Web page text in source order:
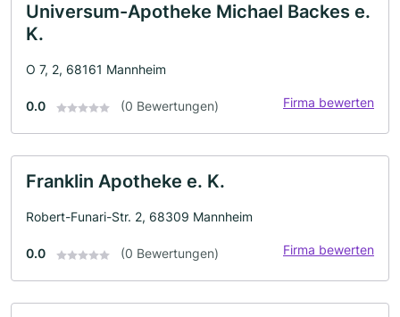
Universum-Apotheke Michael Backes e.
K.
O 7, 2, 68161 Mannheim
0.0 (0 Bewertungen) Firma bewerten
Franklin Apotheke e. K.
Robert-Funari-Str. 2, 68309 Mannheim
0.0 (0 Bewertungen) Firma bewerten